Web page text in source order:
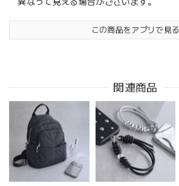
この商品をアプリで見る
関連商品